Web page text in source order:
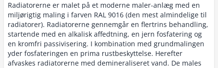
Radiatorerne er malet på et moderne maler-anlæg med en
miljørigtig maling i farven RAL 9016 (den mest almindelige til
radiatorer). Radiatorerne gennemgår en flertrins behandling,
startende med en alkalisk affedtning, en jern fosfatering og
en kromfri passivisering. I kombination med grundmalingen
yder fosfateringen en prima rustbeskyttelse. Herefter
afvaskes radiatorerne med demineraliseret vand. De males